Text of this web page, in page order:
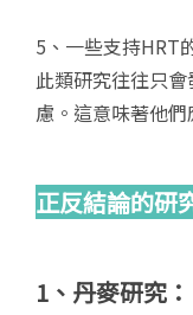
5、一些支持HRT
此類研究往往只
慮。這意味著他
正反結論的研
1 、丹麥研究：